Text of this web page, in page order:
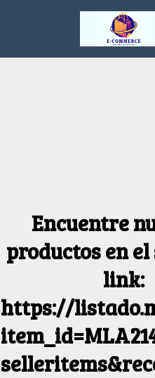
Encuentre
productos en
link:
https://